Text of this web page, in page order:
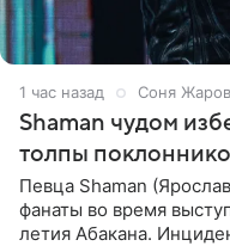
1 час назад Соня
Shaman чудом
толпы
Певца Shaman
фанаты во время
летия Абакана.